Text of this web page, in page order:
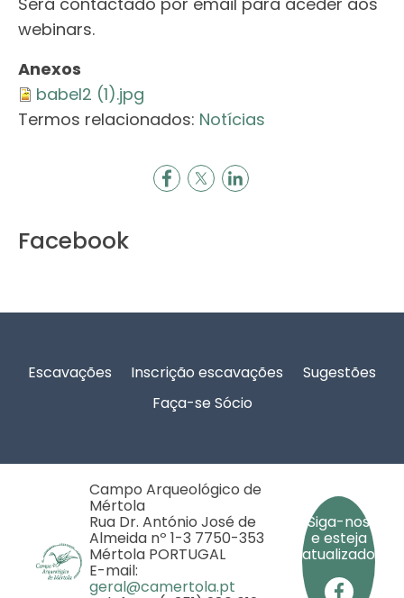
webinars.
Anexos
babel2 (1).jpg
Termos relacionados: Notícias
Facebook
Rodapé
Escavações Inscrição escavações
Sugestões
Faça-se Sócio
Campo Arqueológico de
Mértola
Rua Dr. António José de
Almeida nº 1-3 7750-353
Mértola PORTUGAL
E-mail:
geral@camertola.pt
Siga-nos
e esteja
atualizado